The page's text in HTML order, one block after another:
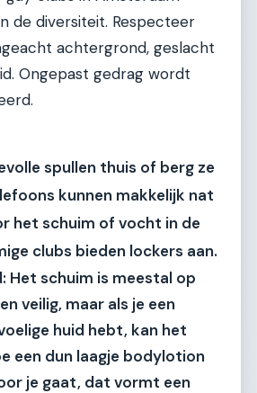
de diversiteit. Respecteer
achtergrond, geslacht
Ongepast gedrag wordt
spullen thuis of berg ze
kunnen makkelijk nat
het schuim of vocht in de
clubs bieden lockers aan.
Het schuim is meestal op
veilig, maar als je een
huid hebt, kan het
een dun laagje bodylotion
je gaat, dat vormt een